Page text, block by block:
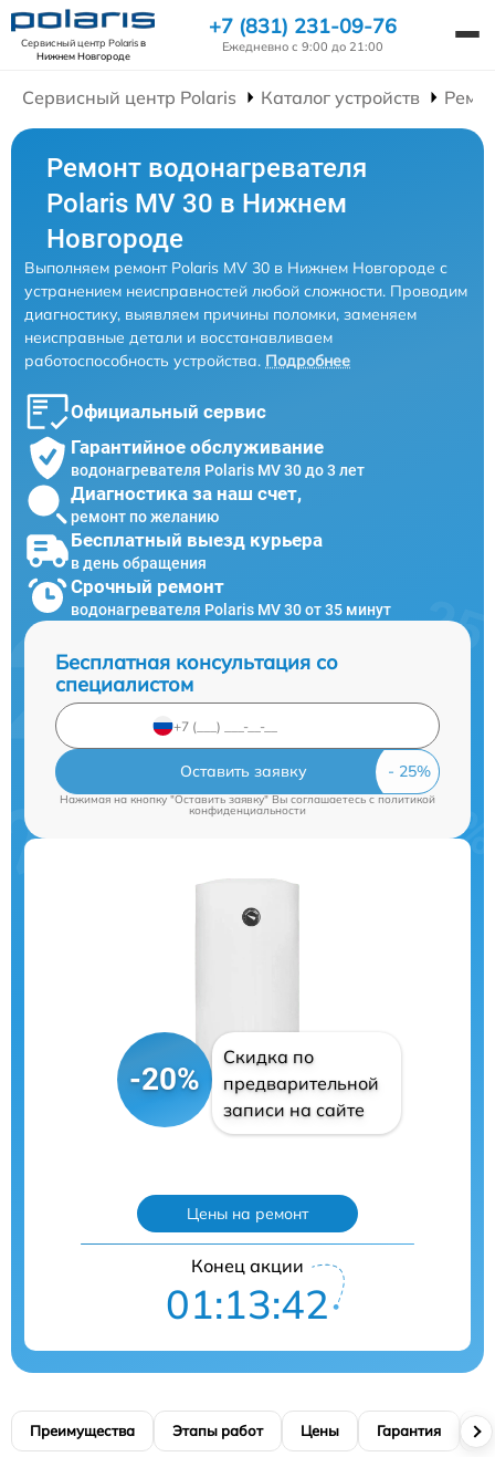
Сервисный центр Polarisв
Нижнем Новгороде
+7 (831) 231-09-76
Ежедневно с 9:00 до 21:00
Сервисный центр Polaris Каталог устройств
Ремонт водонагревателя
Polaris MV 30 в Нижнем
Новгороде
Выполняем ремонт Polaris MV 30 в Нижнем Новгороде с
устранением неисправностей любой сложности. Проводим
диагностику, выявляем причины поломки, заменяем
неисправные детали и восстанавливаем
работоспособность устройства. Подробнее
Официальный сервис
Гарантийное обслуживание
водонагревателя Polaris MV 30 до 3 лет
Диагностика за наш счет,
ремонт по желанию
Бесплатный выезд курьера
в день обращения
Срочный ремонт
водонагревателя Polaris MV 30 от 35 минут
Бесплатная консультация со
специалистом
Оставить заявку
Нажимая на кнопку "Оставить заявку" Вы соглашаетесь cполитикой
конфиденциальности
-20%
Скидка по
предварительной
записи на сайте
Цены на ремонт
Конец акции
01:13:41
Преимущества Этапы работ Цены Гарантия